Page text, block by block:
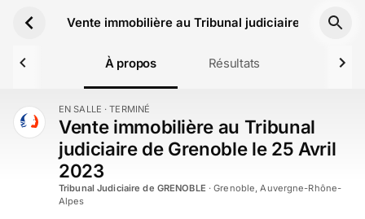
Vente immobilière au Tribunal judiciaire de
À propos Résultats
TERMINÉ EN SALLE · TERMINÉ
Vente immobilière au Tribunal
judiciaire de Grenoble le 25 Avril
2023
Tribunal Judiciaire de GRENOBLE ·Grenoble, Auvergne-Rhône-
Alpes